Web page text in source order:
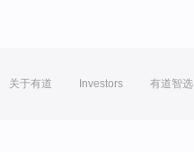
关于有道 Investors 有道智选